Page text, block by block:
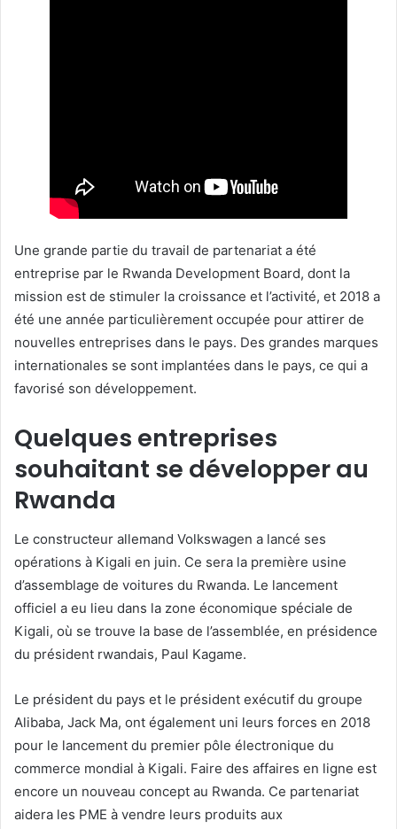
Une grande partie du travail de partenariat a été
entreprise par le Rwanda Development Board, dont la
mission est de stimuler la croissance et l’activité, et 2018 a
été une année particulièrement occupée pour attirer de
nouvelles entreprises dans le pays. Des grandes marques
internationales se sont implantées dans le pays, ce qui a
favorisé son développement.
Quelques entreprises
souhaitant se développer au
Rwanda
Le constructeur allemand Volkswagen a lancé ses
opérations à Kigali en juin. Ce sera la première usine
d’assemblage de voitures du Rwanda. Le lancement
officiel a eu lieu dans la zone économique spéciale de
Kigali, où se trouve la base de l’assemblée, en présidence
du président rwandais, Paul Kagame.
Le président du pays et le président exécutif du groupe
Alibaba, Jack Ma, ont également uni leurs forces en 2018
pour le lancement du premier pôle électronique du
commerce mondial à Kigali. Faire des affaires en ligne est
encore un nouveau concept au Rwanda. Ce partenariat
aidera les PME à vendre leurs produits aux